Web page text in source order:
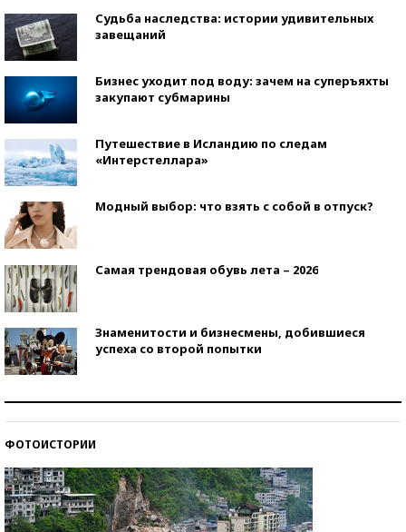
Судьба наследства: истории удивительных
завещаний
Бизнес уходит под воду: зачем на суперъяхты
закупают субмарины
Путешествие в Исландию по следам
«Интерстеллара»
Модный выбор: что взять с собой в отпуск?
Самая трендовая обувь лета – 2026
Знаменитости и бизнесмены, добившиеся
успеха со второй попытки
ФОТОИСТОРИИ